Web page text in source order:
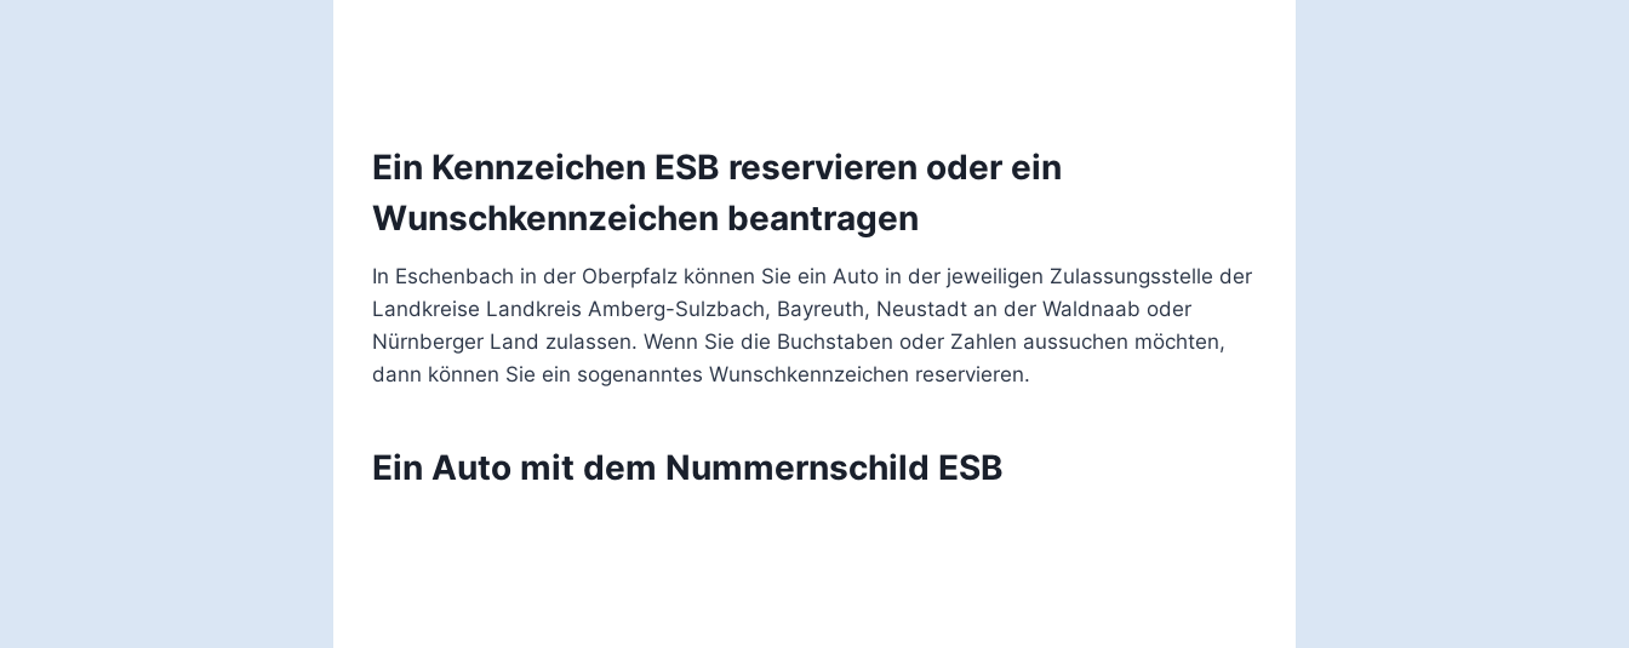
Ein Kennzeichen ESB reservieren oder ein
Wunschkennzeichen beantragen
In Eschenbach in der Oberpfalz können Sie ein Auto in der jeweiligen Zulassungsstelle der
Landkreise Landkreis Amberg-Sulzbach, Bayreuth, Neustadt an der Waldnaab oder
Nürnberger Land zulassen. Wenn Sie die Buchstaben oder Zahlen aussuchen möchten,
dann können Sie ein sogenanntes Wunschkennzeichen reservieren.
Ein Auto mit dem Nummernschild ESB